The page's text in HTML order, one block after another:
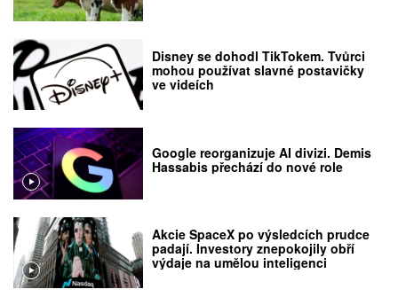
Disney se dohodl TikTokem. Tvůrci
mohou používat slavné postavičky
ve videích
Google reorganizuje AI divizi. Demis
Hassabis přechází do nové role
Akcie SpaceX po výsledcích prudce
padají. Investory znepokojily obří
výdaje na umělou inteligenci